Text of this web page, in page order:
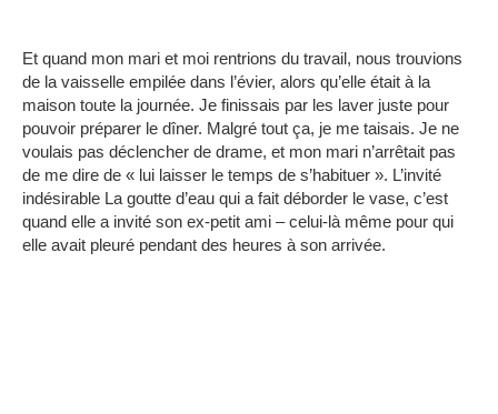
Et quand mon mari et moi rentrions du travail, nous trouvions
de la vaisselle empilée dans l’évier, alors qu’elle était à la
maison toute la journée. Je finissais par les laver juste pour
pouvoir préparer le dîner. Malgré tout ça, je me taisais. Je ne
voulais pas déclencher de drame, et mon mari n’arrêtait pas
de me dire de « lui laisser le temps de s’habituer ». L’invité
indésirable La goutte d’eau qui a fait déborder le vase, c’est
quand elle a invité son ex-petit ami – celui-là même pour qui
elle avait pleuré pendant des heures à son arrivée.